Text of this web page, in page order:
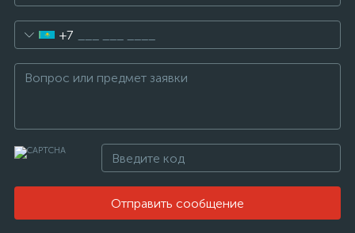
+7
Отправить сообщение